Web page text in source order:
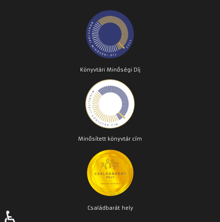
Könyvtári Minőségi Díj
Minősített könyvtár cím
Családbarát hely